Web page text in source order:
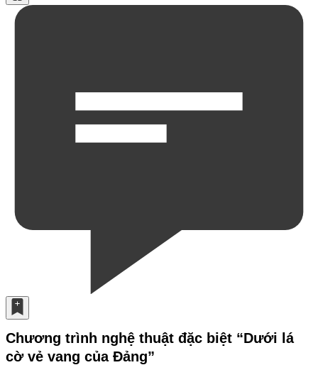
Chương trình nghệ thuật đặc biệt “Dưới lá
cờ vẻ vang của Đảng”